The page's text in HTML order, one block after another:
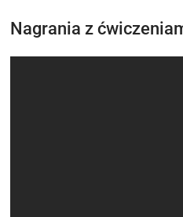
Nagrania z